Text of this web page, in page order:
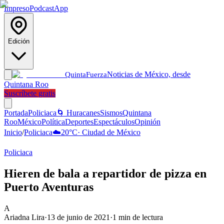
ImpresoPodcastApp
Edición
QuintaFuerzaNoticias de México, desde
Quintana Roo
Suscríbete gratis
PortadaPoliciaca 🌀 HuracanesSismosQuintana
RooMéxicoPolíticaDeportesEspectáculosOpinión
Inicio/Policiaca☁️20°C· Ciudad de México
Policiaca
Hieren de bala a repartidor de pizza en
Puerto Aventuras
A
Ariadna Lira·13 de junio de 2021 ·1 min de lectura